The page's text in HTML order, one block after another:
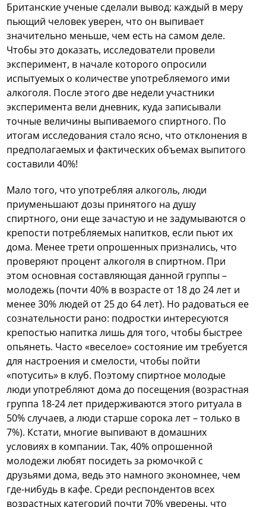
Британские ученые сделали вывод: каждый в меру
пьющий человек уверен, что он выпивает
значительно меньше, чем есть на самом деле.
Чтобы это доказать, исследователи провели
эксперимент, в начале которого опросили
испытуемых о количестве употребляемого ими
алкоголя. После этого две недели участники
эксперимента вели дневник, куда записывали
точные величины выпиваемого спиртного. По
итогам исследования стало ясно, что отклонения в
предполагаемых и фактических объемах выпитого
составили 40%!
Мало того, что употребляя алкоголь, люди
приуменьшают дозы принятого на душу
спиртного, они еще зачастую и не задумываются о
крепости потребляемых напитков, если пьют их
дома. Менее трети опрошенных признались, что
проверяют процент алкоголя в спиртном. При
этом основная составляющая данной группы –
молодежь (почти 40% в возрасте от 18 до 24 лет и
менее 30% людей от 25 до 64 лет). Но радоваться ее
сознательности рано: подростки интересуются
крепостью напитка лишь для того, чтобы быстрее
опьянеть. Часто «веселое» состояние им требуется
для настроения и смелости, чтобы пойти
«потусить» в клуб. Поэтому спиртное молодые
люди употребляют дома до посещения (возрастная
группа 18-24 лет придерживаются этого ритуала в
50% случаев, а люди старше сорока лет – только в
7%). Кстати, многие выпивают в домашних
условиях в компании. Так, 40% опрошенной
молодежи любят посидеть за рюмочкой с
друзьями дома, ведь это намного экономнее, чем
где-нибудь в кафе. Среди респондентов всех
возрастных категорий почти 70% уверены, что